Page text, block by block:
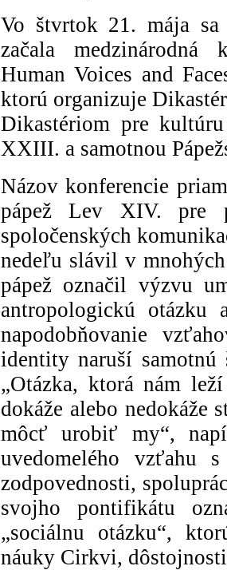
Vo štvrtok 21. mája sa
začala medzinárodná
Human Voices and
ktorú organizuje
Dikastériom pre
XXIII. a samotnou
Názov konferencie
pápež Lev XIV. pre
spoločenských
nedeľu slávil v
pápež označil výzvu
antropologickú
napodobňovanie
identity naruší samotnú
„Otázka, ktorá nám
dokáže alebo nedokáže
môcť urobiť my“,
uvedomelého vzťahu
zodpovednosti,
svojho pontifikátu
„sociálnu otázku“,
náuky Cirkvi,